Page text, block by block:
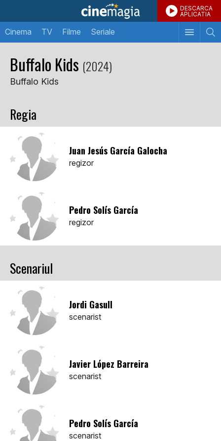
DESCARCA
APLICATIA
Cinema TV Filme Seriale
Buffalo Kids (2024)
Buffalo Kids
Regia
Juan Jesús García Galocha
regizor
Pedro Solís García
regizor
Scenariul
Jordi Gasull
scenarist
Javier López Barreira
scenarist
Pedro Solís García
scenarist